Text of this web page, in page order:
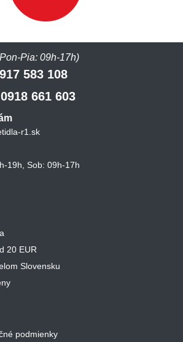
20 EUR
Slovensku
podmienky
Pia: 09h-17h)
583 108
0918 661 603
r1.sk
19h, Sob: 09h-17h